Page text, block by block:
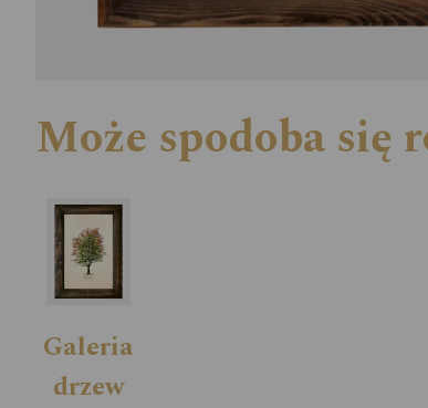
Może spodoba się
Galeria
drzew